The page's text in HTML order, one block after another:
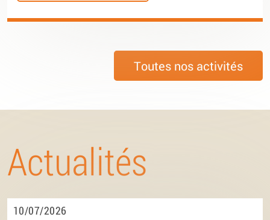
Toutes nos activités
Actualités
10/07/2026